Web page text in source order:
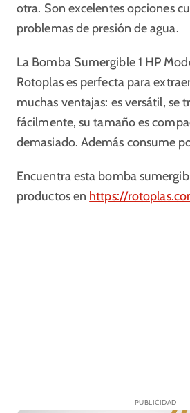
otra. Son excelentes opciones
problemas de presión de agua.
La Bomba Sumergible 1 HP
Rotoplas es perfecta para
muchas ventajas: es versátil, se
fácilmente, su tamaño es
demasiado. Además consume
Encuentra esta bomba
productos en https://
PUBLICIDAD